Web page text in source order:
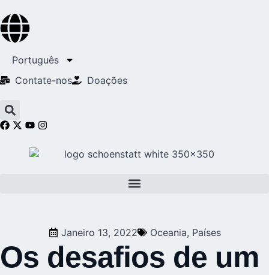
Português
Contate-nos
Doações
Janeiro 13, 2022 Oceania, Países
Os desafios de um